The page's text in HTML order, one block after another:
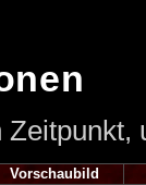
Vorschaubild